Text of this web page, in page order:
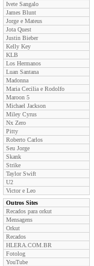
Ivete Sangalo
James Blunt
Jorge e Mateus
Jota Quest
Justin Bieber
Kelly Key
KLB
Los Hermanos
Luan Santana
Madonna
Maria Cecilia e Rodolfo
Maroon 5
Michael Jackson
Miley Cyrus
Nx Zero
Pitty
Roberto Carlos
Seu Jorge
Skank
Strike
Taylor Swift
U2
Victor e Leo
Outros Sites
Recados para orkut
Mensagens
Orkut
Recados
HLERA.COM.BR
Fotolog
YouTube